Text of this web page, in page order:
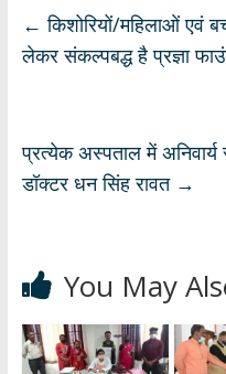
s
A
b
o
gr
a
← किशोरियों/महिलाओं एवं
लेकर संकल्पबद्ध है प्रज्ञा
प्रत्येक अस्पताल में
डॉक्टर धन सिंह रावत →
You May